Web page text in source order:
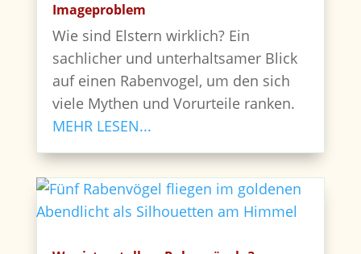
Imageproblem
Wie sind Elstern wirklich? Ein
sachlicher und unterhaltsamer Blick
auf einen Rabenvogel, um den sich
viele Mythen und Vorurteile ranken.
MEHR LESEN...